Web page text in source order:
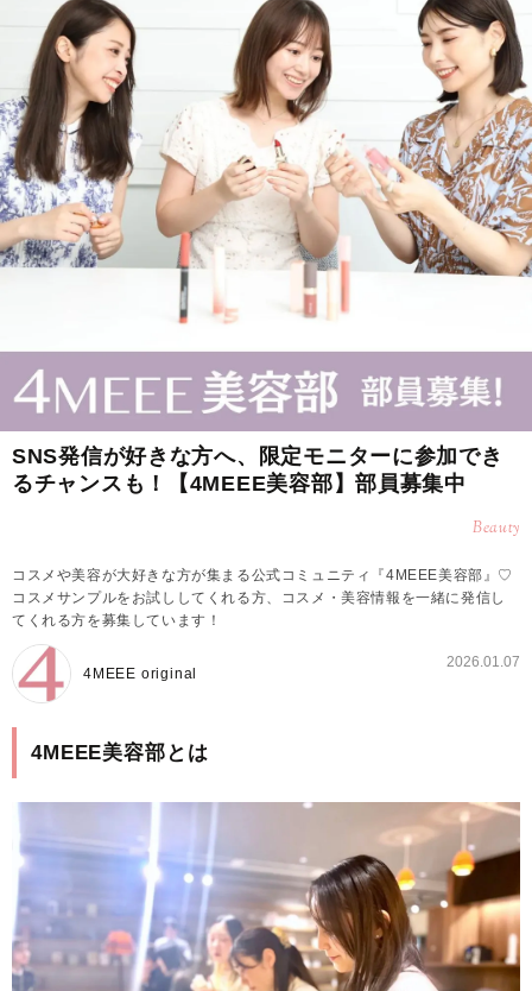
SNS発信が好きな方へ、限定モニターに参加でき
るチャンスも！【4MEEE美容部】部員募集中
Beauty
コスメや美容が大好きな方が集まる公式コミュニティ『4MEEE美容部』♡
コスメサンプルをお試ししてくれる方、コスメ・美容情報を一緒に発信し
てくれる方を募集しています！
4MEEE original
2026.01.07
4MEEE美容部とは